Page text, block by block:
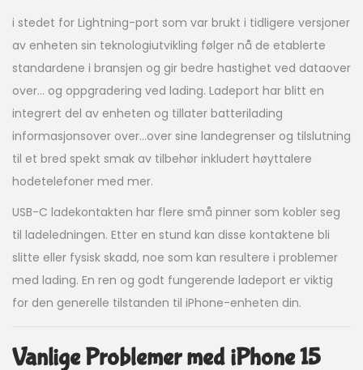
i stedet for Lightning-port som var brukt i tidligere versjoner
av enheten sin teknologiutvikling følger nå de etablerte
standardene i bransjen og gir bedre hastighet ved dataover
over… og oppgradering ved lading. Ladeport har blitt en
integrert del av enheten og tillater batterilading
informasjonsover over…over sine landegrenser og tilslutning
til et bred spekt smak av tilbehør inkludert høyttalere
hodetelefoner med mer.
USB-C ladekontakten har flere små pinner som kobler seg
til ladeledningen. Etter en stund kan disse kontaktene bli
slitte eller fysisk skadd, noe som kan resultere i problemer
med lading. En ren og godt fungerende ladeport er viktig
for den generelle tilstanden til iPhone-enheten din.
Vanlige Problemer med iPhone 15